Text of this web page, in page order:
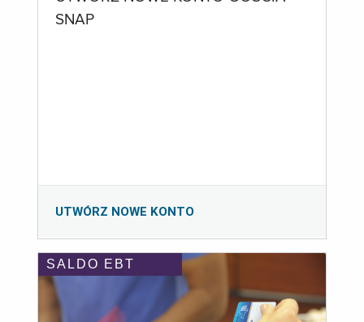
SNAP
UTWÓRZ NOWE KONTO
SALDO EBT